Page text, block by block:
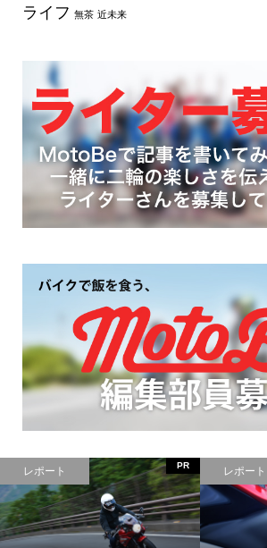
ライフ 無茶 近未来
レポート PR レポート